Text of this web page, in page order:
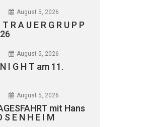
August 5, 2026
R A U E R G R U P P
August 5, 2026
I G H T am 11.
August 5, 2026
mit Hans
E N H E I M